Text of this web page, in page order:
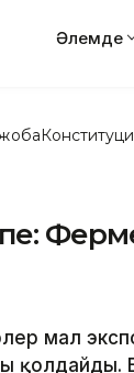
Әлемде
мал
қолдайды.